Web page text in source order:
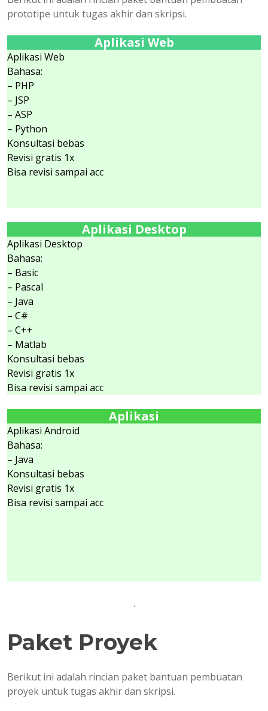
prototipe untuk tugas akhir dan skripsi.
Aplikasi Web
Aplikasi Web
Bahasa:
– PHP
– JSP
– ASP
– Python
Konsultasi bebas
Revisi gratis 1x
Bisa revisi sampai acc
Aplikasi Desktop
Aplikasi Desktop
Bahasa:
– Basic
– Pascal
– Java
– C#
– C++
– Matlab
Konsultasi bebas
Revisi gratis 1x
Bisa revisi sampai acc
Aplikasi
Aplikasi Android
Bahasa:
– Java
Konsultasi bebas
Revisi gratis 1x
Bisa revisi sampai acc
.
Paket Proyek
Berikut ini adalah rincian paket bantuan pembuatan
proyek untuk tugas akhir dan skripsi.